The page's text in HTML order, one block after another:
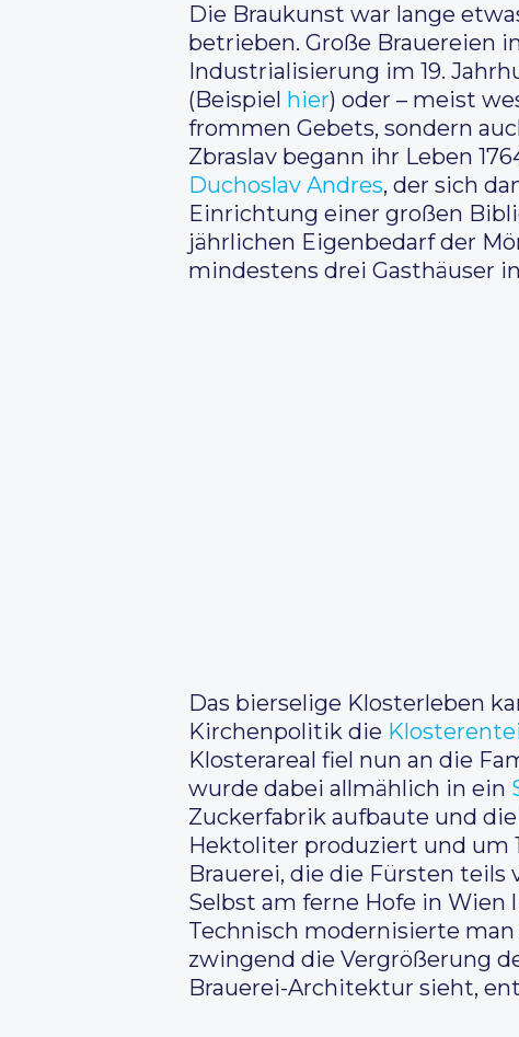
Die Braukunst war lange
betrieben. Große Brauereien
Industrialisierung im 19.
(Beispiel hier) oder – meist
frommen Gebets, sondern
Zbraslav begann ihr Leben
Duchoslav Andres, der sich
Einrichtung einer großen
jährlichen Eigenbedarf der
mindestens drei Gasthäuser
Das bierselige Klosterleben
Kirchenpolitik die
Klosterareal fiel nun an die
wurde dabei allmählich in ein
Zuckerfabrik aufbaute und
Hektoliter produziert und um
Brauerei, die die Fürsten teils
Selbst am ferne Hofe in Wien
Technisch modernisierte
zwingend die Vergrößerung
Brauerei-Architektur sieht,